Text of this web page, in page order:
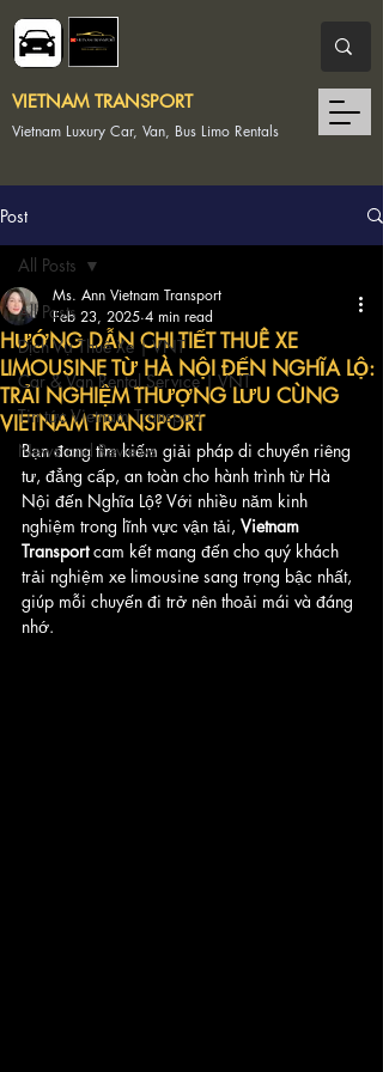
Vietnam Luxury Car, Van, Bus Limo Rentals
VIETNAM TRANSPORT
Post
All Posts
Dịch Vụ Thuê Xe | VNT
Car & Van Rental Service | VNT
Tin tức Vietnam Transport
News and Reviews
All Posts
HƯỚNG DẪN CHI TIẾT THUÊ XE
LIMOUSINE TỪ HÀ NỘI ĐẾN NGHĨA LỘ:
TRẢI NGHIỆM THƯỢNG LƯU CÙNG
VIETNAM TRANSPORT
Ms. Ann Vietnam Transport
Feb 23, 2025 4 min read
Bạn đang tìm kiếm giải pháp di chuyển riêng
tư, đẳng cấp, an toàn cho hành trình từ Hà
Nội đến Nghĩa Lộ? Với nhiều năm kinh
nghiệm trong lĩnh vực vận tải, Vietnam
Transport cam kết mang đến cho quý khách
trải nghiệm xe limousine sang trọng bậc nhất,
giúp mỗi chuyến đi trở nên thoải mái và đáng
nhớ.